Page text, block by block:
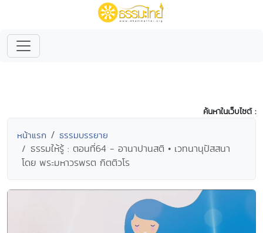
ค้นหาในเว็บไซต์ :
หน้าแรก ธรรมบรรยาย
ธรรมให้รู้ : ตอนที่64 - อานาปานสติ • เวทนานุปัสสนา
โดย พระมหาวรพรต กิตติวโร